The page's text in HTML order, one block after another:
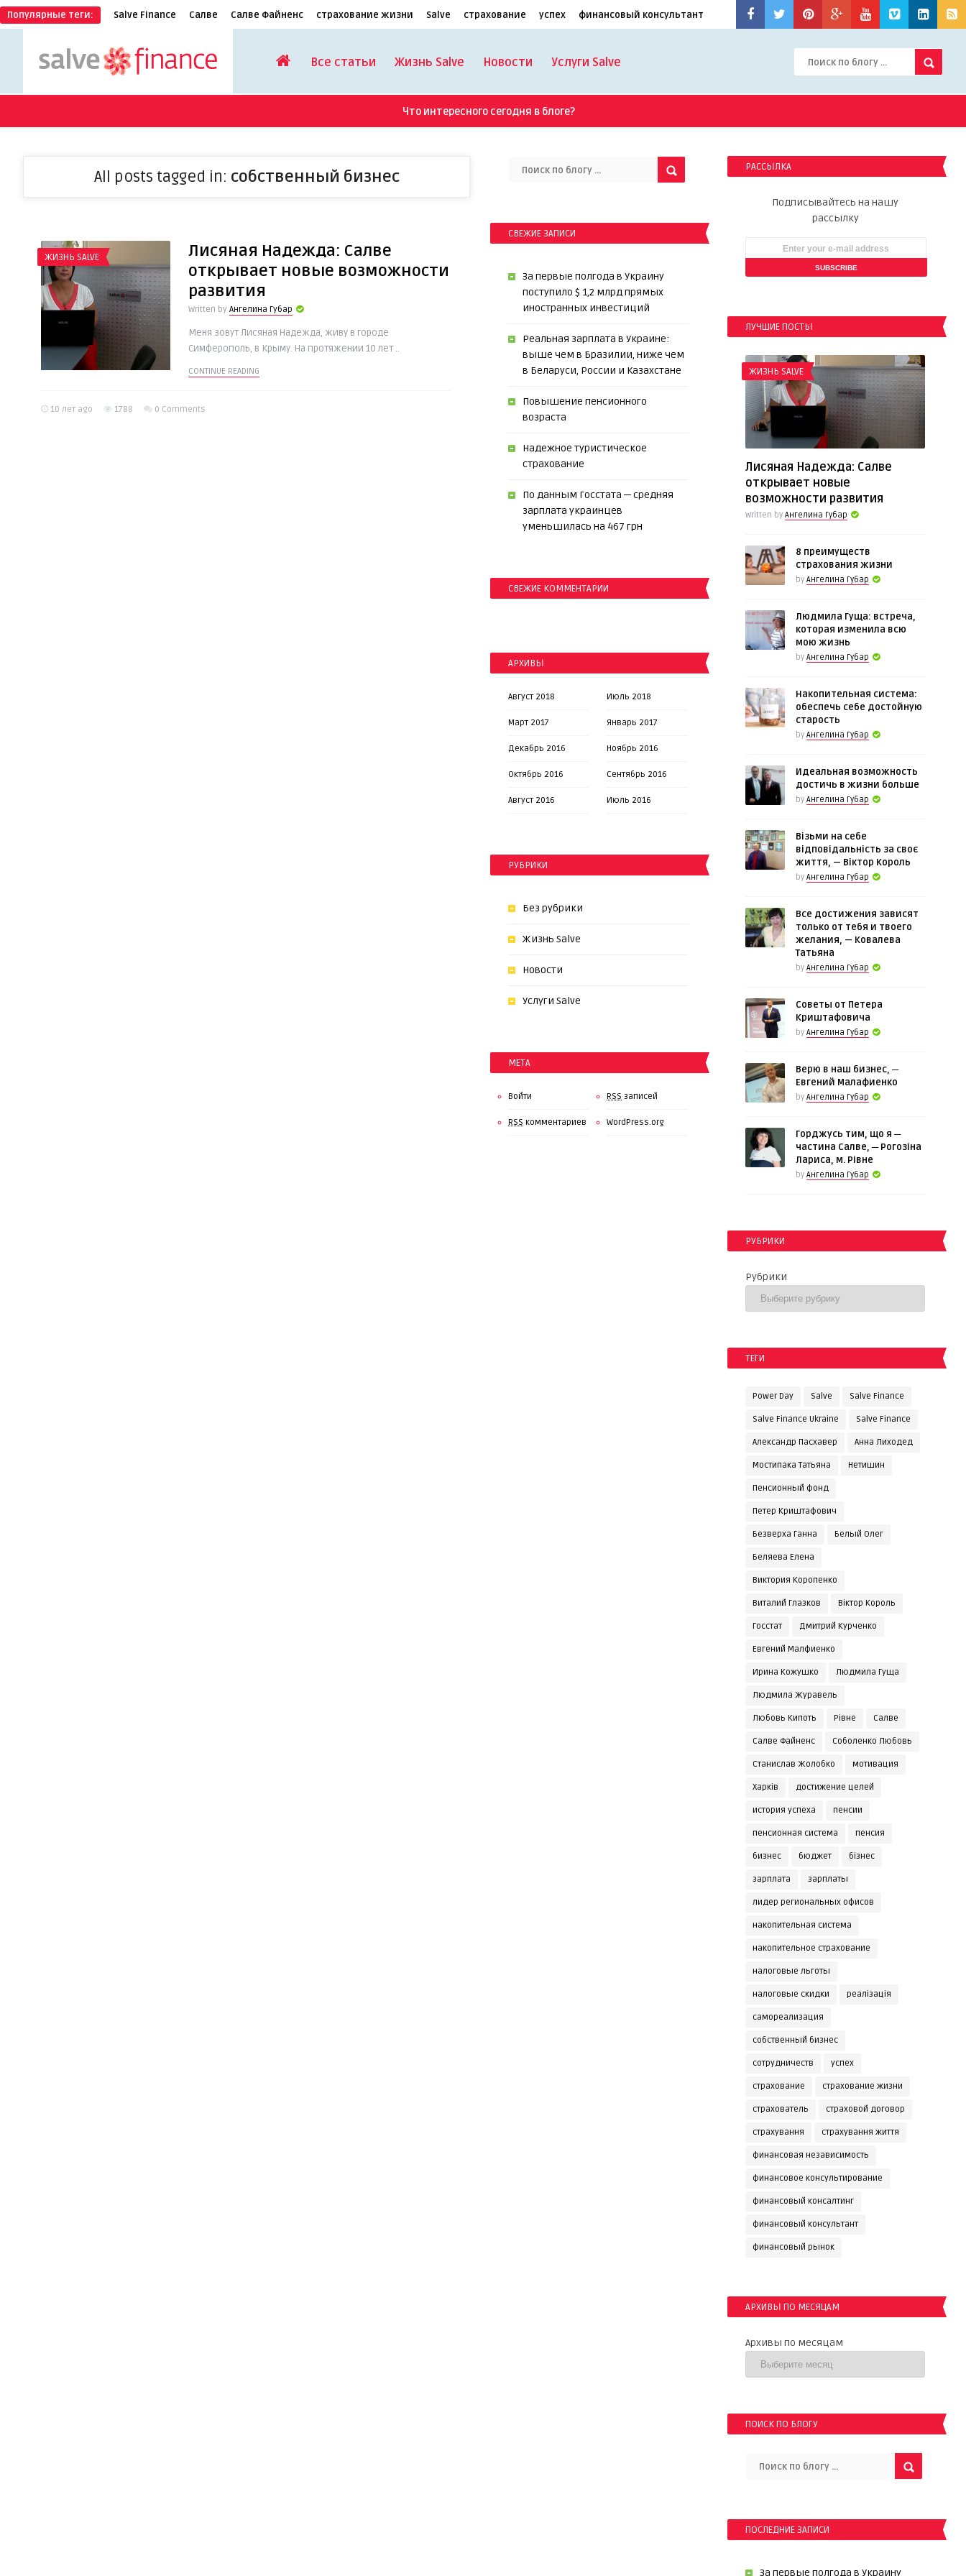
Популярные теги: Salve Finance Салве Салве Файненс страхование жизни Salve страхование успех финансовый консультант
Все статьи Жизнь Salve Новости Услуги Salve
Что интересного сегодня в блоге?
All posts tagged in: собственный бизнес
ЖИЗНЬ SALVE
Лисяная Надежда: Салве
открывает новые возможности
развития
Written by Ангелина Губар
Меня зовут Лисяная Надежда, живу в городе
Симферополь, в Крыму. На протяжении 10 лет ..
CONTINUE READING
10 лет ago 1788 0 Comments
СВЕЖИЕ ЗАПИСИ
За первые полгода в Украину
поступило $ 1,2 млрд прямых
иностранных инвестиций
Реальная зарплата в Украине:
выше чем в Бразилии, ниже чем
в Беларуси, России и Казахстане
Повышение пенсионного
возраста
Надежное туристическое
страхование
По данным Госстата ─ средняя
зарплата украинцев
уменьшилась на 467 грн
СВЕЖИЕ КОММЕНТАРИИ
АРХИВЫ
Август 2018 Июль 2018
Март 2017 Январь 2017
Декабрь 2016 Ноябрь 2016
Октябрь 2016 Сентябрь 2016
Август 2016 Июль 2016
РУБРИКИ
Без рубрики
Жизнь Salve
Новости
Услуги Salve
МЕТА
Войти RSS записей
RSS комментариев WordPress.org
РАССЫЛКА
Подписывайтесь на нашу
рассылку
ЛУЧШИЕ ПОСТЫ
ЖИЗНЬ SALVE
Лисяная Надежда: Салве
открывает новые
возможности развития
Written by Ангелина Губар
8 преимуществ
страхования жизни
by Ангелина Губар
Людмила Гуща: встреча,
которая изменила всю
мою жизнь
by Ангелина Губар
Накопительная система:
обеспечь себе достойную
старость
by Ангелина Губар
Идеальная возможность
достичь в жизни больше
by Ангелина Губар
Візьми на себе
відповідальність за своє
життя, — Віктор Король
by Ангелина Губар
Все достижения зависят
только от тебя и твоего
желания, — Ковалева
Татьяна
by Ангелина Губар
Советы от Петера
Криштафовича
by Ангелина Губар
Верю в наш бизнес, ─
Евгений Малафиенко
by Ангелина Губар
Горджусь тим, що я ─
частина Салве, ─ Рогозіна
Лариса, м. Рівне
by Ангелина Губар
РУБРИКИ
Рубрики
ТЕГИ
Power Day Salve Salve Finance
Salve Finance Ukraine Salve Finanсe
Александр Пасхавер Анна Лиходед
Мостипака Татьяна Нетишин
Пенсионный фонд
Петер Криштафович
Безверха Ганна Белый Олег
Беляева Елена
Виктория Коропенко
Виталий Глазков Віктор Король
Госстат Дмитрий Курченко
Евгений Малфиенко
Ирина Кожушко Людмила Гуща
Людмила Журавель
Любовь Кипоть Рівне Салве
Салве Файненс Соболенко Любовь
Станислав Жолобко мотивация
Харків достижение целей
история успеха пенсии
пенсионная система пенсия
бизнес бюджет бізнес
зарплата зарплаты
лидер региональных офисов
накопительная система
накопительное страхование
налоговые льготы
налоговые скидки реалізація
самореализация
собственный бизнес
сотрудничеств успех
страхование страхование жизни
страхователь страховой договор
страхування страхування життя
финансовая независимость
финансовое консультирование
финансовый консалтинг
финансовый консультант
финансовый рынок
АРХИВЫ ПО МЕСЯЦАМ
Архивы по месяцам
ПОИСК ПО БЛОГУ
ПОСЛЕДНИЕ ЗАПИСИ
За первые полгода в Украину